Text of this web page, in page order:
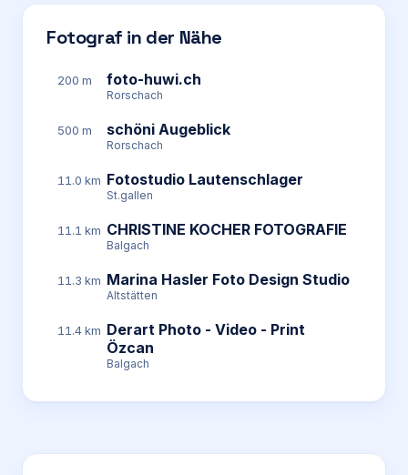
Fotograf in der Nähe
200 m foto-huwi.ch
Rorschach
500 m schöni Augeblick
Rorschach
11.0 km Fotostudio Lautenschlager
St.gallen
11.1 km CHRISTINE KOCHER FOTOGRAFIE
Balgach
11.3 km Marina Hasler Foto Design Studio
Altstätten
11.4 km Derart Photo - Video - Print
Özcan
Balgach